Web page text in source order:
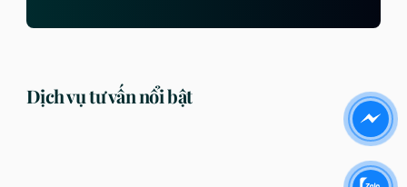
Dịch vụ tư vấn nổi bật